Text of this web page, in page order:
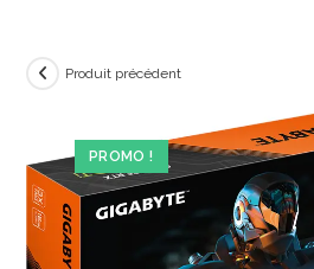
PROMO !
Produit précédent